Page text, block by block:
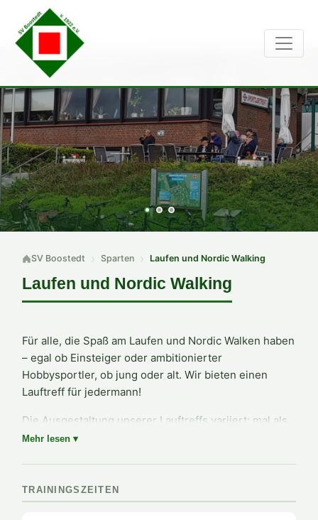
SV Boostedt Sparten Laufen und Nordic Walking
Laufen und Nordic Walking
Für alle, die Spaß am Laufen und Nordic Walken haben
– egal ob Einsteiger oder ambitionierter
Hobbysportler, ob jung oder alt. Wir bieten einen
Lauftreff für jedermann!
Die Ausgestaltung unserer Lauftreffs variiert: mal als
Ausdauertraining, mal mit Sprinteinheiten oder
und die gemeinsame Teilnahme gehören ebenfalls
dazu.
Mehr lesen ▾
TRAININGSZEITEN